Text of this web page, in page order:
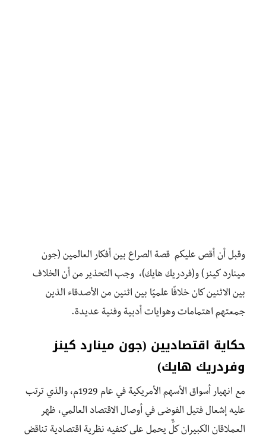
وقبل أن أقص عليكم قصة الصراع بين أفكار العالمين (جون
مينارد كينز) و(فردريك هايك)، وجب التحذير من أن الخلاف
بين الاثنين كان خلافًا علميًا بين اثنين من الأصدقاء الذين
جمعتهم اهتمامات وهوايات أدبية وفنية عديدة.
حكاية اقتصاديين (جون مينارد كينز
وفردريك هايك)
مع انهيار أسواق الأسهم الأمريكية في عام 1929م، والذي ترتب
عليه إشعال فتيل الفوضى في أوصال الاقتصاد العالمي، ظهر
العملاقان الكبيران كلٌّ يحمل على كتفيه نظرية اقتصادية تناقض